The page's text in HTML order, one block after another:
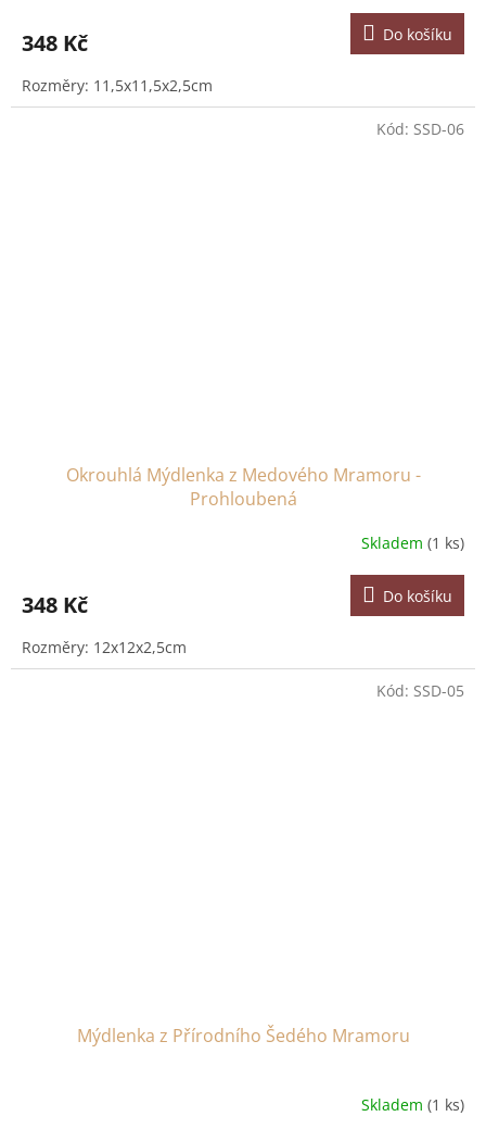
348 Kč Do košíku
Rozměry: 11,5x11,5x2,5cm
Okrouhlá Mýdlenka z Medového Mramoru -
Prohloubená
Skladem (1 ks)
348 Kč Do košíku
Rozměry: 12x12x2,5cm
Kód: SSD-06
Mýdlenka z Přírodního Šedého Mramoru
Skladem (1 ks)
Kód: SSD-05